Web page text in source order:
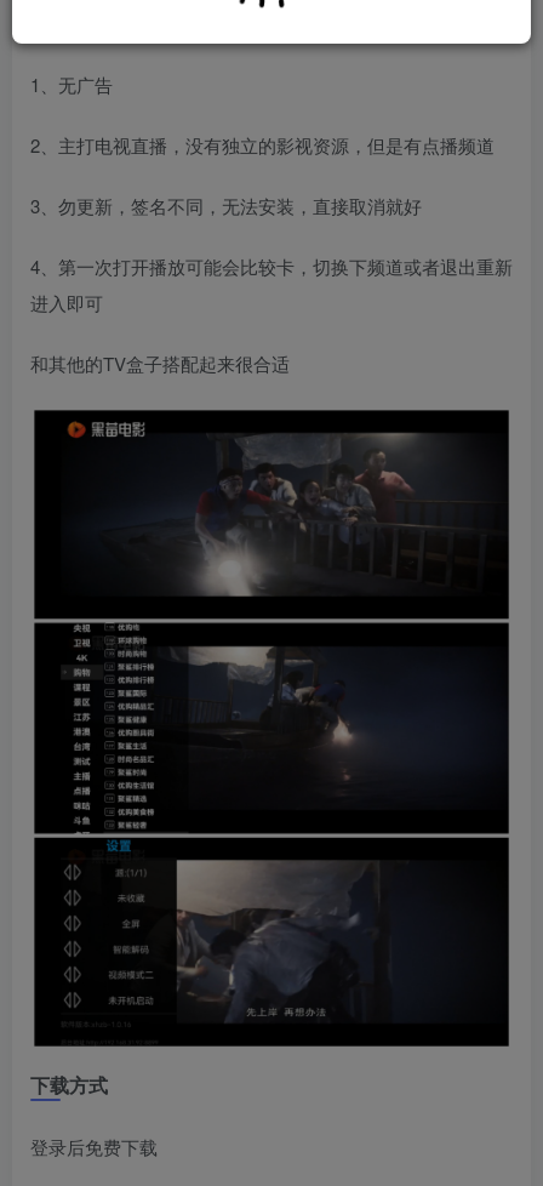
1、无广告
2、主打电视直播，没有独立的影视资源，但是有点播频道
3、勿更新，签名不同，无法安装，直接取消就好
4、第一次打开播放可能会比较卡，切换下频道或者退出重新
进入即可
和其他的TV盒子搭配起来很合适
下载方式
登录后免费下载